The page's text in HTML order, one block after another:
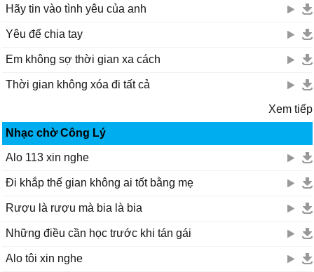
Hãy tin vào tình yêu của anh
Yêu để chia tay
Em không sợ thời gian xa cách
Thời gian không xóa đi tất cả
Xem tiếp
Nhạc chờ Công Lý
Alo 113 xin nghe
Đi khắp thế gian không ai tốt bằng mẹ
Rượu là rượu mà bia là bia
Những điều cần học trước khi tán gái
Alo tôi xin nghe